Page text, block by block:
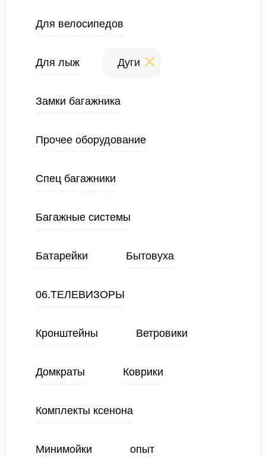
Для велосипедов
Для лыж Дуги
Замки багажника
Прочее оборудование
Спец багажники
Багажные системы
Батарейки Бытовуха
06.ТЕЛЕВИЗОРЫ
Кронштейны Ветровики
Домкраты Коврики
Комплекты ксенона
Минимойки опыт